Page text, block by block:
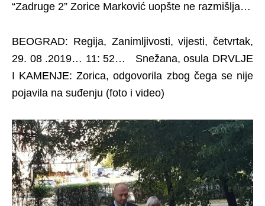
“Zadruge 2” Zorice Marković uopšte ne razmišlja…
BEOGRAD: Regija, Zanimljivosti, vijesti, četvrtak,
29. 08 .2019… 11: 52… Snežana, osula DRVLJE
I KAMENJE: Zorica, odgovorila zbog čega se nije
pojavila na suđenju (foto i video)